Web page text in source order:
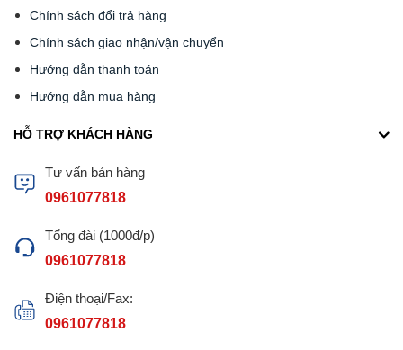
Chính sách đổi trả hàng
Chính sách giao nhận/vận chuyển
Hướng dẫn thanh toán
Hướng dẫn mua hàng
HỖ TRỢ KHÁCH HÀNG
Tư vấn bán hàng
0961077818
Tổng đài (1000đ/p)
0961077818
Điện thoại/Fax:
0961077818